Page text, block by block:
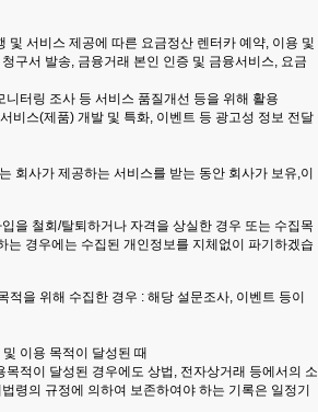
및 서비스 제공에 따른 요금정산 렌터카 예약, 이용 및
구서 발송, 금융거래 본인 인증 및 금융서비스, 요금
터링 조사 등 서비스 품질개선 등을 위해 활용
비스(제품) 개발 및 특화, 이벤트 등 광고성 정보 전달
회사가 제공하는 서비스를 받는 동안 회사가 보유,이
을 철회/탈퇴하거나 자격을 상실한 경우 또는 수집목
는 경우에는 수집된 개인정보를 지체없이 파기하겠습
적을 위해 수집한 경우 : 해당 설문조사, 이벤트 등이
이용 목적이 달성된 때
적이 달성된 경우에도 상법, 전자상거래 등에서의 소
령의 규정에 의하여 보존하여야 하는 기록은 일정기